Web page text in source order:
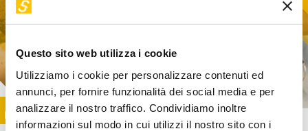
Questo sito web utilizza i cookie
Utilizziamo i cookie per personalizzare contenuti ed
annunci, per fornire funzionalità dei social media e per
analizzare il nostro traffico. Condividiamo inoltre
informazioni sul modo in cui utilizzi il nostro sito con i
Image
SUNDAY@STEP